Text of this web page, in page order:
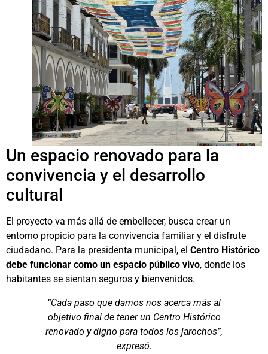
Un espacio renovado para la
convivencia y el desarrollo
cultural
El proyecto va más allá de embellecer, busca crear un
entorno propicio para la convivencia familiar y el disfrute
ciudadano. Para la presidenta municipal, el Centro Histórico
debe funcionar como un espacio público vivo, donde los
habitantes se sientan seguros y bienvenidos.
“Cada paso que damos nos acerca más al
objetivo final de tener un Centro Histórico
renovado y digno para todos los jarochos”,
expresó.